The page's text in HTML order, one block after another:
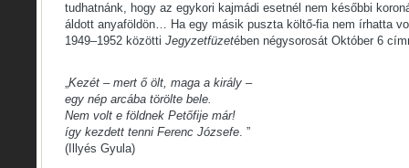
tudhatnánk, hogy az egykori kajmádi esetnél nem későbbi
áldott anyaföldön… Ha egy másik puszta költő-fia nem írhatta
1949–1952 közötti Jegyzetfüzetében négysorosát Október 6
„Kezét – mert ő ölt, maga a király –
egy nép arcába törölte bele.
Nem volt e földnek Petőfije már!
így kezdett tenni Ferenc Józsefe. ”
(Illyés Gyula)